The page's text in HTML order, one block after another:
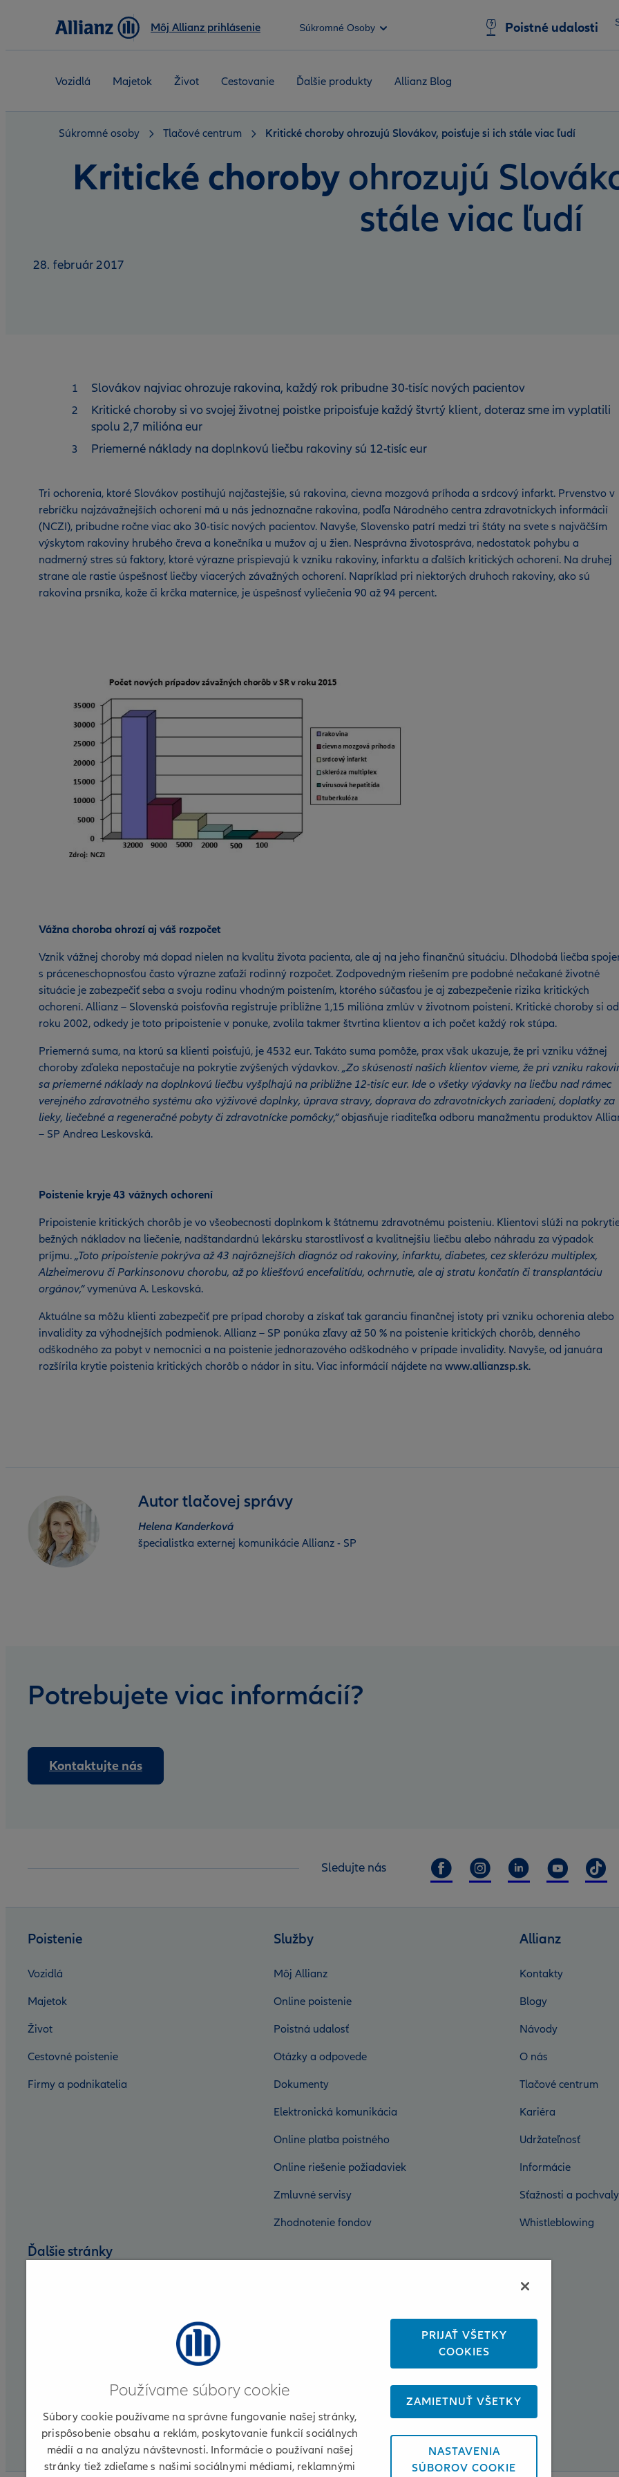
Môj Allianz prihlásenie Súkromné Osoby Poistné udalosti
Vozidlá Majetok Život Cestovanie Ďalšie produkty Allianz Blog
Súkromné osoby Tlačové centrum Kritické choroby ohrozujú Slovákov, poisťuje si ich stále viac ľudí
Kritické chorobyohrozujú
stále viac ľudí
28. február 2017
Slovákov najviac ohrozuje rakovina, každý rok pribudne 30-tisíc nových pacientov
Kritické choroby si vo svojej životnej poistke pripoisťuje každý štvrtý klient, doteraz sme im vyplatili
spolu 2,7 milióna eur
Priemerné náklady na doplnkovú liečbu rakoviny sú 12-tisíc eur
Tri ochorenia, ktoré Slovákov postihujú najčastejšie, sú rakovina, cievna mozgová príhoda a srdcový infarkt. Prvenstvo v
rebríčku najzávažnejších ochorení má u nás jednoznačne rakovina, podľa Národného centra zdravotníckych informácií
(NCZI), pribudne ročne viac ako 30-tisíc nových pacientov. Navyše, Slovensko patrí medzi tri štáty na svete s najväčším
výskytom rakoviny hrubého čreva a konečníka u mužov aj u žien. Nesprávna životospráva, nedostatok pohybu a
nadmerný stres sú faktory, ktoré výrazne prispievajú k vzniku rakoviny, infarktu a ďalších kritických ochorení. Na druhej
strane ale rastie úspešnosť liečby viacerých závažných ochorení. Napríklad pri niektorých druhoch rakoviny, ako sú
rakovina prsníka, kože či krčka maternice, je úspešnosť vyliečenia 90 až 94 percent.
Vážna choroba ohrozí aj váš rozpočet
Vznik vážnej choroby má dopad nielen na kvalitu života pacienta, ale aj na jeho finančnú situáciu. Dlhodobá liečba
s práceneschopnosťou často výrazne zaťaží rodinný rozpočet. Zodpovedným riešením pre podobné nečakané životné
situácie je zabezpečiť seba a svoju rodinu vhodným poistením, ktorého súčasťou je aj zabezpečenie rizika kritických
ochorení. Allianz – Slovenská poisťovňa registruje približne 1,15 milióna zmlúv v životnom poistení. Kritické choroby si od
roku 2002, odkedy je toto pripoistenie v ponuke, zvolila takmer štvrtina klientov a ich počet každý rok stúpa.
Priemerná suma, na ktorú sa klienti poisťujú, je 4532 eur. Takáto suma pomôže, prax však ukazuje, že pri vzniku vážnej
choroby zďaleka nepostačuje na pokrytie zvýšených výdavkov. „Zo skúseností našich klientov vieme, že pri vzniku
sa priemerné náklady na doplnkovú liečbu vyšplhajú na približne 12-tisíc eur. Ide o všetky výdavky na liečbu nad rámec
verejného zdravotného systému ako výživové doplnky, úprava stravy, doprava do zdravotníckych zariadení, doplatky za
lieky, liečebné a regeneračné pobyty či zdravotnícke pomôcky,“objasňuje riaditeľka odboru manažmentu produktov
– SP Andrea Leskovská.
Poistenie kryje 43 vážnych ochorení
Pripoistenie kritických chorôb je vo všeobecnosti doplnkom k štátnemu zdravotnému poisteniu. Klientovi slúži na
bežných nákladov na liečenie, nadštandardnú lekársku starostlivosť a kvalitnejšiu liečbu alebo náhradu za výpadok
príjmu. „Toto pripoistenie pokrýva až 43 najrôznejších diagnóz od rakoviny, infarktu, diabetes, cez sklerózu multiplex,
Alzheimerovu či Parkinsonovu chorobu, až po kliešťovú encefalitídu, ochrnutie, ale aj stratu končatín či transplantáciu
orgánov,“vymenúva A. Leskovská.
Aktuálne sa môžu klienti zabezpečiť pre prípad choroby a získať tak garanciu finančnej istoty pri vzniku ochorenia alebo
invalidity za výhodnejších podmienok. Allianz – SP ponúka zľavy až 50 % na poistenie kritických chorôb, denného
odškodného za pobyt v nemocnici a na poistenie jednorazového odškodného v prípade invalidity. Navyše, od januára
rozšírila krytie poistenia kritických chorôb o nádor in situ. Viac informácií nájdete na www.allianzsp.sk.
Autor tlačovej správy
Helena Kanderková
špecialistka externej komunikácie Allianz - SP
Potrebujete viac informácií?
Kontaktujte nás
Sledujte nás
Poistenie
Vozidlá
Majetok
Život
Cestovné poistenie
Firmy a podnikatelia
Služby
Môj Allianz
Online poistenie
Poistná udalosť
Otázky a odpovede
Dokumenty
Elektronická komunikácia
Online platba poistného
Online riešenie požiadaviek
Zmluvné servisy
Zhodnotenie fondov
Allianz
Kontakty
Blogy
Návody
O nás
Tlačové centrum
Kariéra
Udržateľnosť
Informácie
Sťažnosti a pochvaly
Whistleblowing
Ďalšie stránky
Partnerská zóna
Používame súbory cookie
Súbory cookie používame na správne fungovanie našej stránky,
prispôsobenie obsahu a reklám, poskytovanie funkcií sociálnych
médií a na analýzu návštevnosti. Informácie o používaní našej
stránky tiež zdieľame s našimi sociálnymi médiami, reklamnými
PRIJAŤ VŠETKY
COOKIES
ZAMIETNUŤ VŠETKY
NASTAVENIA
SÚBOROV COOKIE